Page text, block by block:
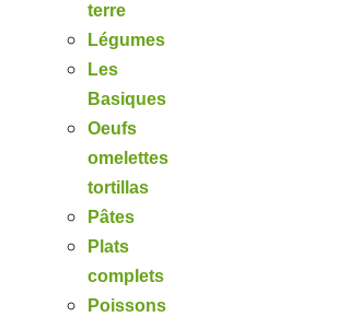
terre
Légumes
Les
Basiques
Oeufs
omelettes
tortillas
Pâtes
Plats
complets
Poissons